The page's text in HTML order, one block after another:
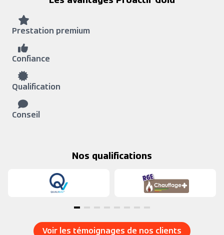
Prestation premium
Confiance
Qualification
Conseil
Nos qualifications
Voir les témoignages de nos clients